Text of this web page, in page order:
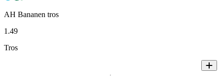
AH Bananen tros
1 .49
Tros